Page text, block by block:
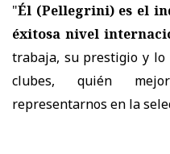
"Él (Pellegrini) es el
éxitosa nivel
trabaja, su prestigio y
clubes, quién
representarnos en la